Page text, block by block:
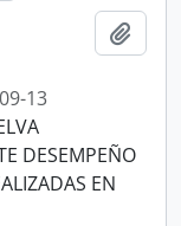
13
DESEMPEÑO
EN